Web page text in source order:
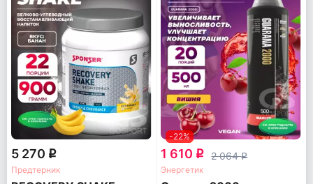
5 270 q
Предтерник
-22%
1 610 q 2 064q
Энергетик